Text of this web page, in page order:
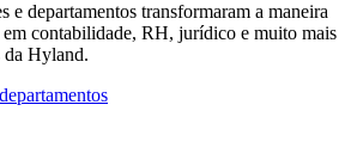
e departamentos transformaram a maneira
contabilidade, RH, jurídico e muito mais
da Hyland.